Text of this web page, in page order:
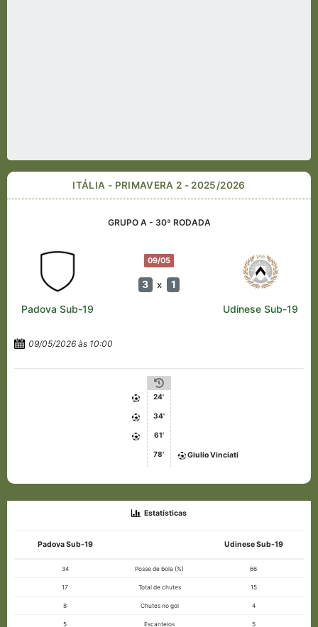
ITÁLIA - PRIMAVERA 2 - 2025/2026
GRUPO A - 30ª RODADA
09/05
3 x 1
Padova Sub-19 Udinese Sub-19
09/05/2026 às 10:00
24'
34'
61'
78' Giulio Vinciati
Estatísticas
Padova Sub-19 Udinese Sub-19
34 Posse de bola (%) 66
17 Total de chutes 15
8 Chutes no gol 4
5 Escanteios 5